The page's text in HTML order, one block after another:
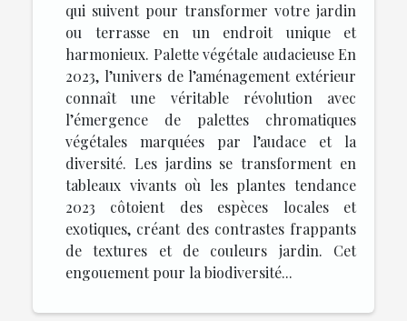
qui suivent pour transformer votre jardin
ou terrasse en un endroit unique et
harmonieux. Palette végétale audacieuse En
2023, l’univers de l’aménagement extérieur
connaît une véritable révolution avec
l’émergence de palettes chromatiques
végétales marquées par l’audace et la
diversité. Les jardins se transforment en
tableaux vivants où les plantes tendance
2023 côtoient des espèces locales et
exotiques, créant des contrastes frappants
de textures et de couleurs jardin. Cet
engouement pour la biodiversité...